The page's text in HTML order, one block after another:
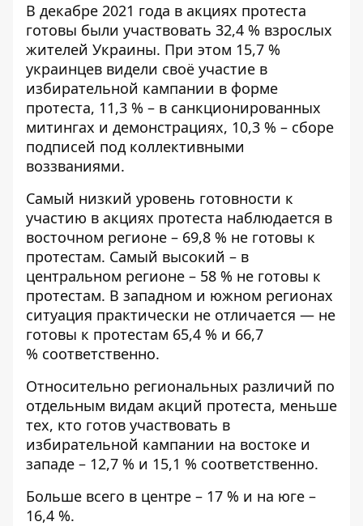
В декабре 2021 года в акциях протеста
готовы были участвовать 32,4 % взрослых
жителей Украины. При этом 15,7 %
украинцев видели своё участие в
избирательной кампании в форме
протеста, 11,3 % – в санкционированных
митингах и демонстрациях, 10,3 % – сборе
подписей под коллективными
воззваниями.
Самый низкий уровень готовности к
участию в акциях протеста наблюдается в
восточном регионе – 69,8 % не готовы к
протестам. Самый высокий – в
центральном регионе – 58 % не готовы к
протестам. В западном и южном регионах
ситуация практически не отличается — не
готовы к протестам 65,4 % и 66,7
% соответственно.
Относительно региональных различий по
отдельным видам акций протеста, меньше
тех, кто готов участвовать в
избирательной кампании на востоке и
западе – 12,7 % и 15,1 % соответственно.
Больше всего в центре – 17 % и на юге –
16,4 %.